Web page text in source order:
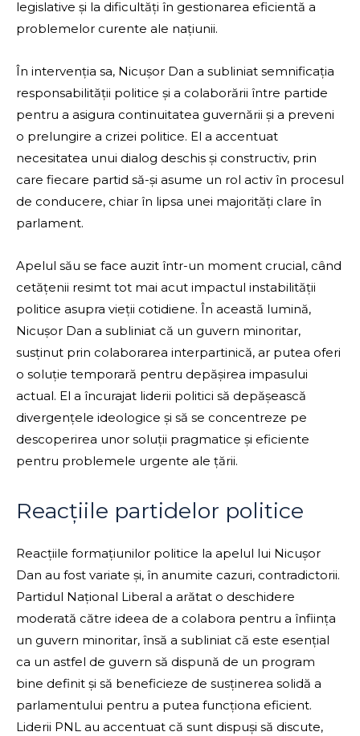
legislative și la dificultăți în gestionarea eficientă a
problemelor curente ale națiunii.
În intervenția sa, Nicușor Dan a subliniat semnificația
responsabilității politice și a colaborării între partide
pentru a asigura continuitatea guvernării și a preveni
o prelungire a crizei politice. El a accentuat
necesitatea unui dialog deschis și constructiv, prin
care fiecare partid să-și asume un rol activ în procesul
de conducere, chiar în lipsa unei majorități clare în
parlament.
Apelul său se face auzit într-un moment crucial, când
cetățenii resimt tot mai acut impactul instabilității
politice asupra vieții cotidiene. În această lumină,
Nicușor Dan a subliniat că un guvern minoritar,
susținut prin colaborarea interpartinică, ar putea oferi
o soluție temporară pentru depășirea impasului
actual. El a încurajat liderii politici să depășească
divergențele ideologice și să se concentreze pe
descoperirea unor soluții pragmatice și eficiente
pentru problemele urgente ale țării.
Reacțiile partidelor politice
Reacțiile formațiunilor politice la apelul lui Nicușor
Dan au fost variate și, în anumite cazuri, contradictorii.
Partidul Național Liberal a arătat o deschidere
moderată către ideea de a colabora pentru a înființa
un guvern minoritar, însă a subliniat că este esențial
ca un astfel de guvern să dispună de un program
bine definit și să beneficieze de susținerea solidă a
parlamentului pentru a putea funcționa eficient.
Liderii PNL au accentuat că sunt dispuși să discute,